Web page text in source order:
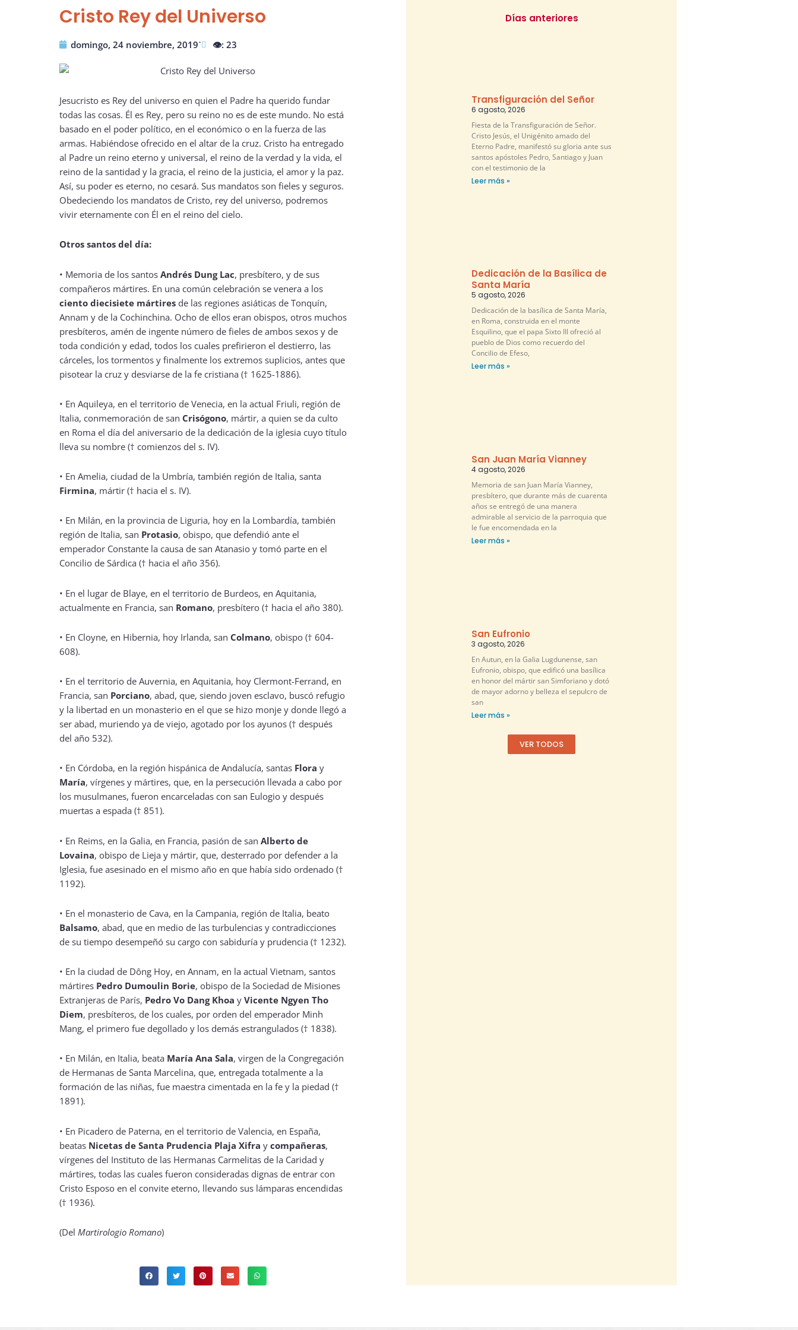
Cristo Rey del Universo
domingo, 24 noviembre, 2019˙ 👁️: 23
Jesucristo es Rey del universo en quien el Padre ha querido fundar
todas las cosas. Él es Rey, pero su reino no es de este mundo. No está
basado en el poder político, en el económico o en la fuerza de las
armas. Habiéndose ofrecido en el altar de la cruz. Cristo ha entregado
al Padre un reino eterno y universal, el reino de la verdad y la vida, el
reino de la santidad y la gracia, el reino de la justicia, el amor y la paz.
Así, su poder es eterno, no cesará. Sus mandatos son fieles y seguros.
Obedeciendo los mandatos de Cristo, rey del universo, podremos
vivir eternamente con Él en el reino del cielo.
Otros santos del día:
• Memoria de los santos Andrés Dung Lac, presbítero, y de sus
compañeros mártires. En una común celebración se venera a los
ciento diecisiete mártires de las regiones asiáticas de Tonquín,
Annam y de la Cochinchina. Ocho de ellos eran obispos, otros muchos
presbíteros, amén de ingente número de fieles de ambos sexos y de
toda condición y edad, todos los cuales prefirieron el destierro, las
cárceles, los tormentos y finalmente los extremos suplicios, antes que
pisotear la cruz y desviarse de la fe cristiana († 1625-1886).
• En Aquileya, en el territorio de Venecia, en la actual Friuli, región de
Italia, conmemoración de san Crisógono, mártir, a quien se da culto
en Roma el día del aniversario de la dedicación de la iglesia cuyo título
lleva su nombre († comienzos del s. IV).
• En Amelia, ciudad de la Umbría, también región de Italia, santa
Firmina, mártir († hacia el s. IV).
• En Milán, en la provincia de Liguria, hoy en la Lombardía, también
región de Italia, san Protasio, obispo, que defendió ante el
emperador Constante la causa de san Atanasio y tomó parte en el
Concilio de Sárdica († hacia el año 356).
• En el lugar de Blaye, en el territorio de Burdeos, en Aquitania,
actualmente en Francia, san Romano, presbítero († hacia el año 380).
• En Cloyne, en Hibernia, hoy Irlanda, san Colmano, obispo († 604-
608).
• En el territorio de Auvernia, en Aquitania, hoy Clermont-Ferrand, en
Francia, san Porciano, abad, que, siendo joven esclavo, buscó refugio
y la libertad en un monasterio en el que se hizo monje y donde llegó a
ser abad, muriendo ya de viejo, agotado por los ayunos († después
del año 532).
• En Córdoba, en la región hispánica de Andalucía, santas Flora y
María, vírgenes y mártires, que, en la persecución llevada a cabo por
los musulmanes, fueron encarceladas con san Eulogio y después
muertas a espada († 851).
• En Reims, en la Galia, en Francia, pasión de san Alberto de
Lovaina, obispo de Lieja y mártir, que, desterrado por defender a la
Iglesia, fue asesinado en el mismo año en que había sido ordenado (†
1192).
• En el monasterio de Cava, en la Campania, región de Italia, beato
Balsamo, abad, que en medio de las turbulencias y contradicciones
de su tiempo desempeñó su cargo con sabiduría y prudencia († 1232).
• En la ciudad de Dông Hoy, en Annam, en la actual Vietnam, santos
mártires Pedro Dumoulin Borie, obispo de la Sociedad de Misiones
Extranjeras de París, Pedro Vo Dang Khoa y Vicente Ngyen Tho
Diem, presbíteros, de los cuales, por orden del emperador Minh
Mang, el primero fue degollado y los demás estrangulados († 1838).
• En Milán, en Italia, beata María Ana Sala, virgen de la Congregación
de Hermanas de Santa Marcelina, que, entregada totalmente a la
formación de las niñas, fue maestra cimentada en la fe y la piedad (†
1891).
• En Picadero de Paterna, en el territorio de Valencia, en España,
beatas Nicetas de Santa Prudencia Plaja Xifra y compañeras,
vírgenes del Instituto de las Hermanas Carmelitas de la Caridad y
mártires, todas las cuales fueron consideradas dignas de entrar con
Cristo Esposo en el convite eterno, llevando sus lámparas encendidas
(† 1936).
(Del Martirologio Romano)
Días anteriores
Transfiguración del Señor
6 agosto, 2026
Fiesta de la Transfiguración de Señor.
Cristo Jesús, el Unigénito amado del
Eterno Padre, manifestó su gloria ante sus
santos apóstoles Pedro, Santiago y Juan
con el testimonio de la
Leer más »
Dedicación de la Basílica de
Santa María
5 agosto, 2026
Dedicación de la basílica de Santa María,
en Roma, construida en el monte
Esquilino, que el papa Sixto III ofreció al
pueblo de Dios como recuerdo del
Concilio de Efeso,
Leer más »
San Juan María Vianney
4 agosto, 2026
Memoria de san Juan María Vianney,
presbítero, que durante más de cuarenta
años se entregó de una manera
admirable al servicio de la parroquia que
le fue encomendada en la
Leer más »
San Eufronio
3 agosto, 2026
En Autun, en la Galia Lugdunense, san
Eufronio, obispo, que edificó una basílica
en honor del mártir san Simforiano y dotó
de mayor adorno y belleza el sepulcro de
san
Leer más »
VER TODOS